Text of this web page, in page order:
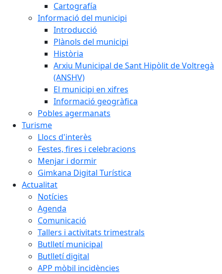
Cartografía
Informació del municipi
Introducció
Plànols del municipi
Història
Arxiu Municipal de Sant Hipòlit de Voltregà
(ANSHV)
El municipi en xifres
Informació geogràfica
Pobles agermanats
Turisme
Llocs d'interès
Festes, fires i celebracions
Menjar i dormir
Gimkana Digital Turística
Actualitat
Notícies
Agenda
Comunicació
Tallers i activitats trimestrals
Butlletí municipal
Butlletí digital
APP mòbil incidències